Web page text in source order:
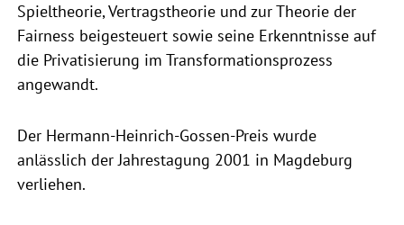
Spieltheorie, Vertragstheorie und zur Theorie der
Fairness beigesteuert sowie seine Erkenntnisse auf
die Privatisierung im Transformationsprozess
angewandt.
Der Hermann-Heinrich-Gossen-Preis wurde
anlässlich der Jahrestagung 2001 in Magdeburg
verliehen.